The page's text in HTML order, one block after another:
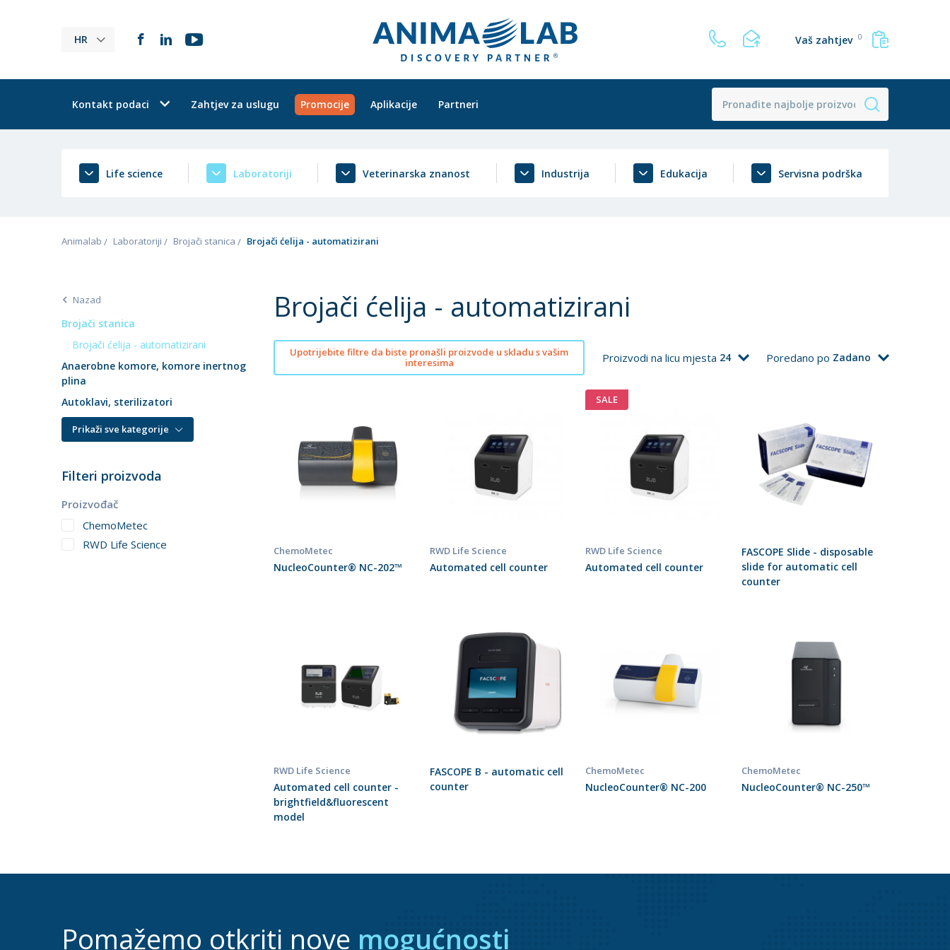
HR Vaš zahtjev 0
Kontakt podaci Zahtjev za uslugu Promocije Aplikacije Partneri
Life science Laboratoriji Veterinarska znanost Industrija Edukacija Servisna podrška
Animalab Laboratoriji Brojači stanica Brojači ćelija - automatizirani
Nazad
Brojači stanica
Brojači ćelija - automatizirani
Anaerobne komore, komore inertnog
plina
Autoklavi, sterilizatori
Prikaži sve kategorije
Filteri proizvoda
Proizvođač
ChemoMetec
RWD Life Science
Brojači ćelija - automatizirani
Upotrijebite filtre da biste pronašli proizvode u skladu s vašim
interesima
Proizvodi na licu mjesta 24 Poredano po Zadano
ChemoMetec
NucleoCounter® NC-202™
RWD Life Science
Automated cell counter
SALE
RWD Life Science
Automated cell counter
FASCOPE Slide - disposable
slide for automatic cell
counter
RWD Life Science
Automated cell counter -
brightfield&fluorescent
model
FASCOPE B - automatic cell
counter
ChemoMetec
NucleoCounter® NC-200
ChemoMetec
NucleoCounter® NC-250™
Pomažemo otkriti nove mogućnosti